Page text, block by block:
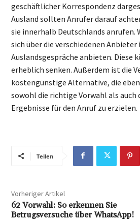
geschäftlicher Korrespondenz
Ausland sollten Anrufer darauf
sie innerhalb Deutschlands
sich über die verschiedenen
Auslandsgespräche anbieten. Diese
erheblich senken. Außerdem ist die
kostengünstige Alternative, die
sowohl die richtige Vorwahl als
Ergebnisse für den Anruf zu erzielen.
Teilen
Vorheriger Artikel
62 Vorwahl: So erkennen Sie
Betrugsversuche über WhatsApp!